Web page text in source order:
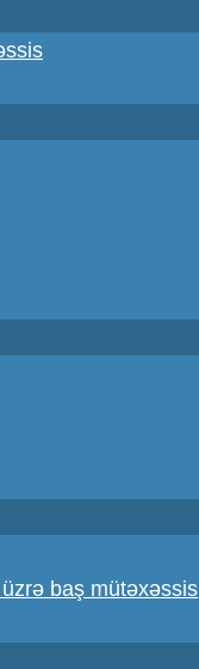
baş mütəxəssis